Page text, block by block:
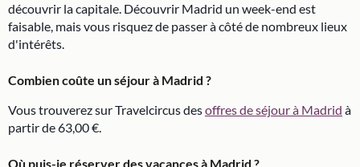
découvrir la capitale. Découvrir Madrid un week-end est
faisable, mais vous risquez de passer à côté de nombreux lieux
d'intérêts.
Combien coûte un séjour à Madrid ?
Vous trouverez sur Travelcircus desoffres de séjour à Madrid à
partir de 63,00 €.
Où puis-je réserver des vacances à Madrid ?